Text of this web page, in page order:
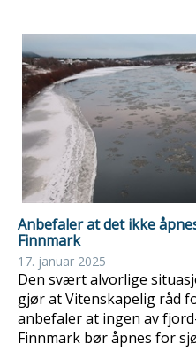
Anbefaler at det ikke
Finnmark
17. januar 2025
Den svært alvorlige
gjør at Vitenskapelig råd
anbefaler at ingen av
Finnmark bør åpnes for